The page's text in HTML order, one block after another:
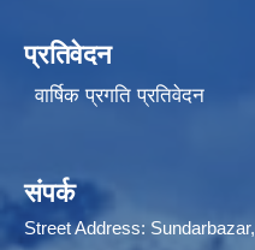
प्रतिवेदन
वार्षिक प्रगति प्रतिवेदन
संपर्क
Street Address: